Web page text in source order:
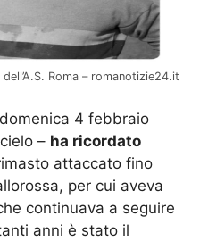
Roma – romanotizie24.it
4 febbraio
– ha ricordato
attaccato fino
per cui aveva
continuava a seguire
anni è stato il